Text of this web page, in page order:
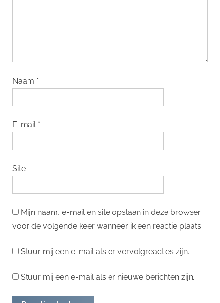
Naam *
E-mail *
Site
Mijn naam, e-mail en site opslaan in deze browser
voor de volgende keer wanneer ik een reactie plaats.
Stuur mij een e-mail als er vervolgreacties zijn.
Stuur mij een e-mail als er nieuwe berichten zijn.